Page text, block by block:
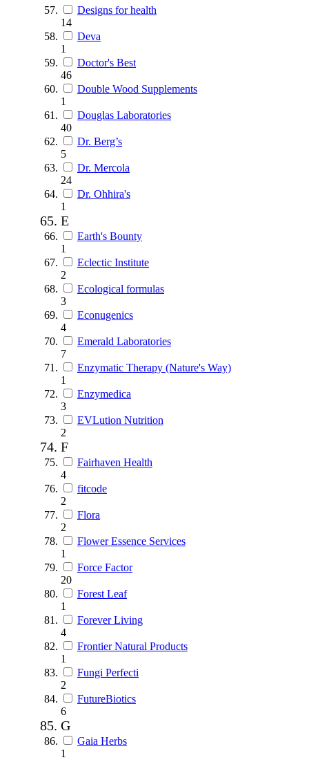
Designs for health
14
Deva
1
Doctor's Best
46
Double Wood Supplements
1
Douglas Laboratories
40
Dr. Berg’s
5
Dr. Mercola
24
Dr. Ohhira's
1
E
Earth's Bounty
1
Eclectic Institute
2
Ecological formulas
3
Econugenics
4
Emerald Laboratories
7
Enzymatic Therapy (Nature's Way)
1
Enzymedica
3
EVLution Nutrition
2
F
Fairhaven Health
4
fitcode
2
Flora
2
Flower Essence Services
1
Force Factor
20
Forest Leaf
1
Forever Living
4
Frontier Natural Products
1
Fungi Perfecti
2
FutureBiotics
6
G
Gaia Herbs
1